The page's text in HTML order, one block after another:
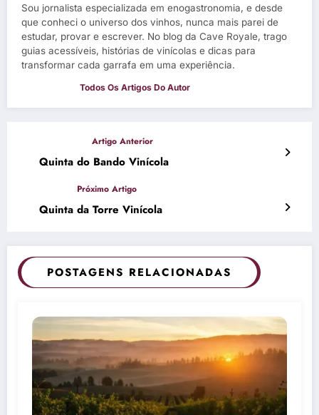
Sou jornalista especializada em enogastronomia, e desde
que conheci o universo dos vinhos, nunca mais parei de
estudar, provar e escrever. No blog da Cave Royale, trago
guias acessíveis, histórias de vinícolas e dicas para
transformar cada garrafa em uma experiência.
Quinta do Bando Vinícola
Quinta da Torre Vinícola
POSTAGENS RELACIONADAS